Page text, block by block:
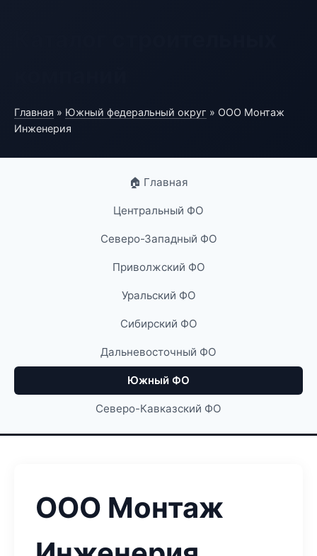
Главная » Южный федеральный округ » ООО Монтаж
Инженерия
🏠 Главная
Центральный ФО
Северо-Западный ФО
Приволжский ФО
Уральский ФО
Сибирский ФО
Дальневосточный ФО
Южный ФО
Северо-Кавказский ФО
ООО Монтаж